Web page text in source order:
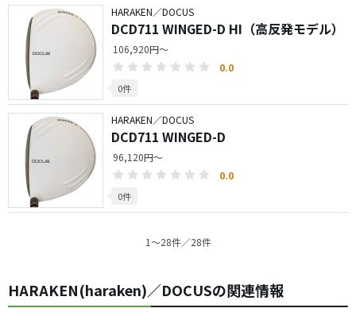
HARAKEN／DOCUS
DCD711 WINGED-D HI（高反発モデル）
106,920円～
0.0
0件
HARAKEN／DOCUS
DCD711 WINGED-D
96,120円～
0.0
0件
1〜28件／28件
HARAKEN(haraken)／DOCUSの関連情報